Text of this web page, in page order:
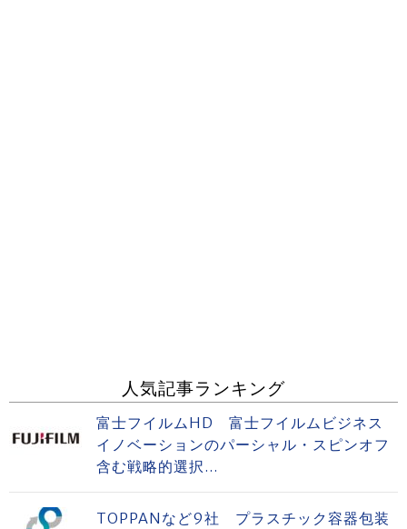
人気記事ランキング
富士フイルムHD 富士フイルムビジネス
イノベーションのパーシャル・スピンオフ
含む戦略的選択...
TOPPANなど9社 プラスチック容器包装